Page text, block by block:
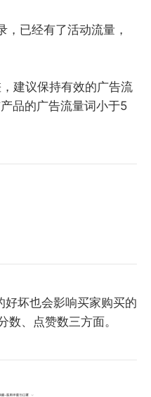
已经有了活动流量，
建议保持有效的广告流
品的广告流量词小于5
好坏也会影响买家购买的
数、点赞数三方面。